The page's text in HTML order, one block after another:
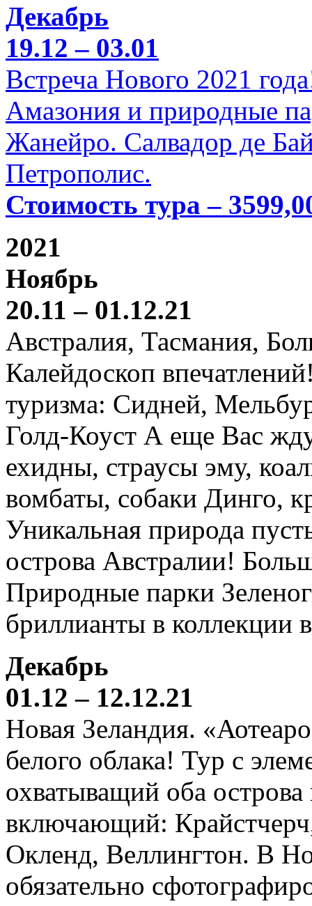
Декабрь
19.12 – 03.01
Встреча Нового 2021
Амазония и природные
Жанейро. Салвадор де
Петрополис.
Стоимость тура –
2021
Ноябрь
20.11 – 01.12.21
Австралия, Тасмания,
Калейдоскоп
туризма: Сидней,
Голд-Коуст А еще Вас
ехидны, страусы эму,
вомбаты, собаки Динго,
Уникальная природа
острова Австралии!
Природные парки
бриллианты в коллекции
Декабрь
01.12 – 12.12.21
Новая Зеландия.
белого облака! Тур с
охватыващий оба
включающий:
Окленд, Веллингтон. В
обязательно